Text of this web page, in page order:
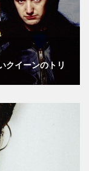
クイーンのトリ